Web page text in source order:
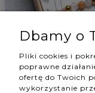
Tomasz
5
Bransoletka
się obdarowanej
w tym tygodniu
Dbamy o
Pliki cookies i
poprawne
ofertę do Twoich
wykorzystanie